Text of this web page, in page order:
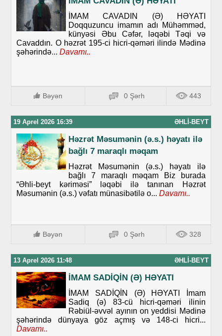
İMAM CAVADIN (Ə) HƏYATI
Doqquzuncu imamın adı Mühəmməd,
künyəsi Əbu Cəfər, ləqəbi Təqi və
Cavaddın. O həzrət 195-ci hicri-qəməri ilində Mədinə
şəhərində... Davamı..
Bəyən 0 Şərh 443
19 Aprel 2026 16:39 ƏHLI-BEYT
Həzrət Məsumənin (ə.s.) həyatı ilə
bağlı 7 maraqlı məqam
Həzrət Məsumənin (ə.s.) həyatı ilə
bağlı 7 maraqlı məqam Biz burada
“Əhli-beyt kəriməsi” ləqəbi ilə tanınan Həzrət
Məsumənin (ə.s.) vəfatı münasibətilə o... Davamı..
Bəyən 0 Şərh 328
13 Aprel 2026 11:48 ƏHLI-BEYT
İMAM SADİQİN (Ə) HƏYATI
İMAM SADİQİN (Ə) HƏYATI İmam
Sadiq (ə) 83-cü hicri-qəməri ilinin
Rəbiül-əvvəl ayının on yeddisi Mədinə
şəhərində dünyaya göz açmış və 148-ci hicri...
Davamı..